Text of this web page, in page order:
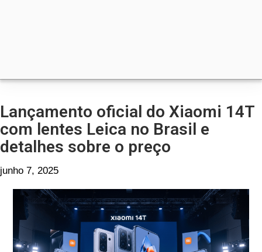
Lançamento oficial do Xiaomi 14T
com lentes Leica no Brasil e
detalhes sobre o preço
junho 7, 2025